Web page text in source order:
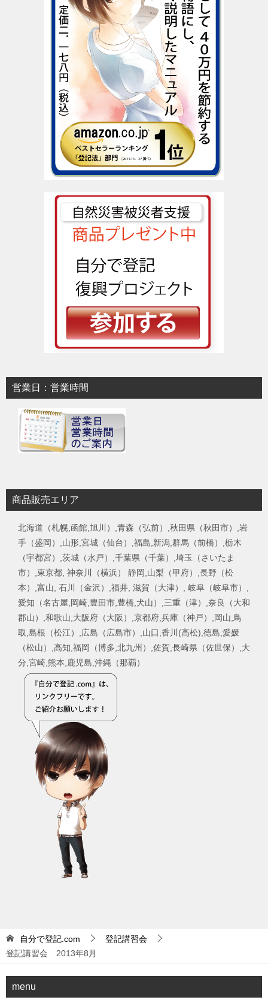
営業日：営業時間
商品販売エリア
北海道（札幌,函館,旭川）,青森（弘前）,秋田県（秋田市）,岩
手（盛岡）,山形,宮城（仙台）,福島,新潟,群馬（前橋）,栃木
（宇都宮）,茨城（水戸）,千葉県（千葉）,埼玉（さいたま
市）,東京都, 神奈川（横浜） 静岡,山梨（甲府）,長野（松
本）,富山, 石川（金沢）,福井, 滋賀（大津）, 岐阜（岐阜市）,
愛知（名古屋,岡崎,豊田市,豊橋,犬山）,三重（津）,奈良（大和
郡山）,和歌山,大阪府（大阪）,京都府,兵庫（神戸）,岡山,鳥
取,島根（松江）,広島（広島市）,山口,香川(高松),徳島,愛媛
（松山）,高知,福岡（博多,北九州）,佐賀,長崎県（佐世保）,大
分,宮崎,熊本,鹿児島,沖縄（那覇）
自分で登記.com
登記講習会
登記講習会 2013年8月
menu